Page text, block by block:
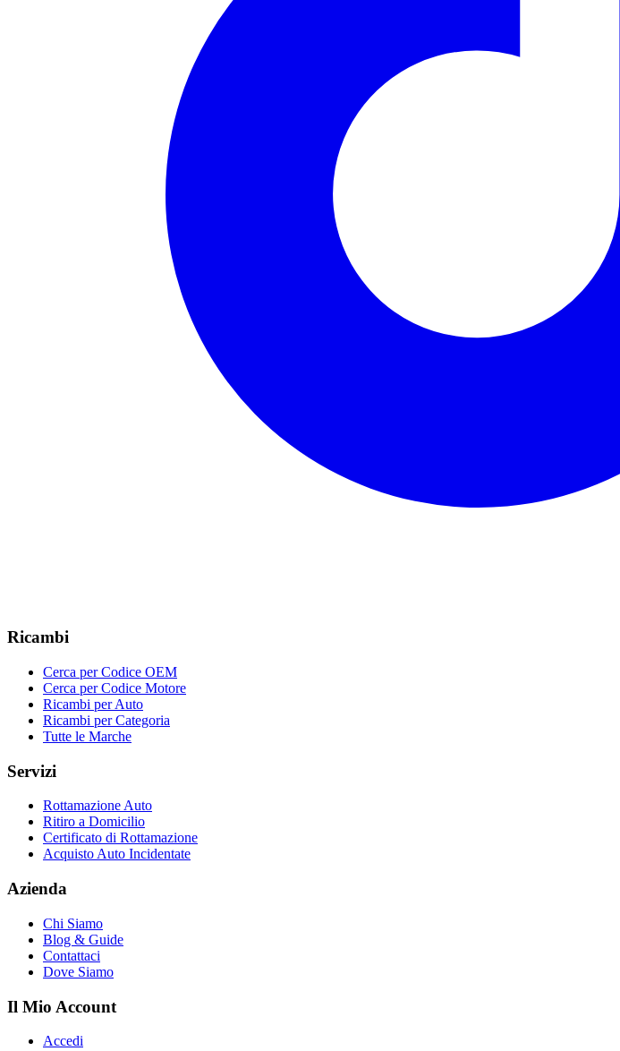
Ricambi
Cerca per Codice OEM
Cerca per Codice Motore
Ricambi per Auto
Ricambi per Categoria
Tutte le Marche
Servizi
Rottamazione Auto
Ritiro a Domicilio
Certificato di Rottamazione
Acquisto Auto Incidentate
Azienda
Chi Siamo
Blog & Guide
Contattaci
Dove Siamo
Il Mio Account
Accedi